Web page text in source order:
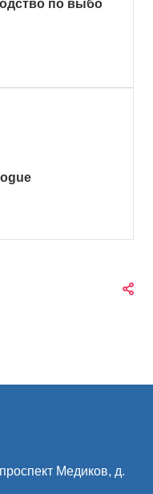
по выбо
Медиков, д.